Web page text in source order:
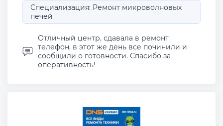
Специализация: Ремонт микроволновых
печей
Отличный центр, сдавала в ремонт
телефон, в этот же день все починили и
сообщили о готовности. Спасибо за
оперативность!